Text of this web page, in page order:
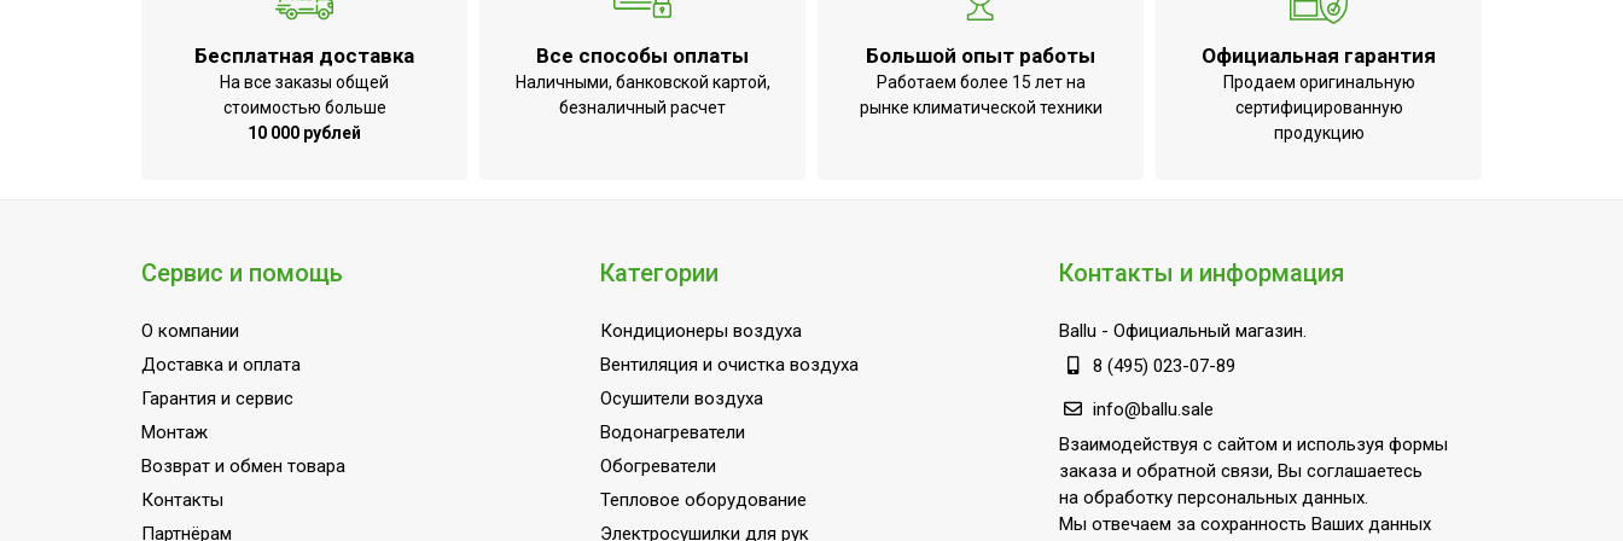
Бесплатная доставка
На все заказы общей
стоимостью больше
10 000 рублей
Все способы оплаты
Наличными, банковской картой,
безналичный расчет
Большой опыт работы
Работаем более 15 лет на
рынке климатической техники
Официальная гарантия
Продаем оригинальную
сертифицированную
продукцию
Сервис и помощь
О компании
Доставка и оплата
Гарантия и сервис
Монтаж
Возврат и обмен товара
Контакты
Партнёрам
Категории
Кондиционеры воздуха
Вентиляция и очистка воздуха
Осушители воздуха
Водонагреватели
Обогреватели
Тепловое оборудование
Электросушилки для рук
Контакты и информация
Ballu - Официальный магазин.
8 (495) 023-07-89
info@ballu.sale
Взаимодействуя с сайтом и используя формы
заказа и обратной связи, Вы соглашаетесь
на обработку персональных данных.
Мы отвечаем за сохранность Ваших данных